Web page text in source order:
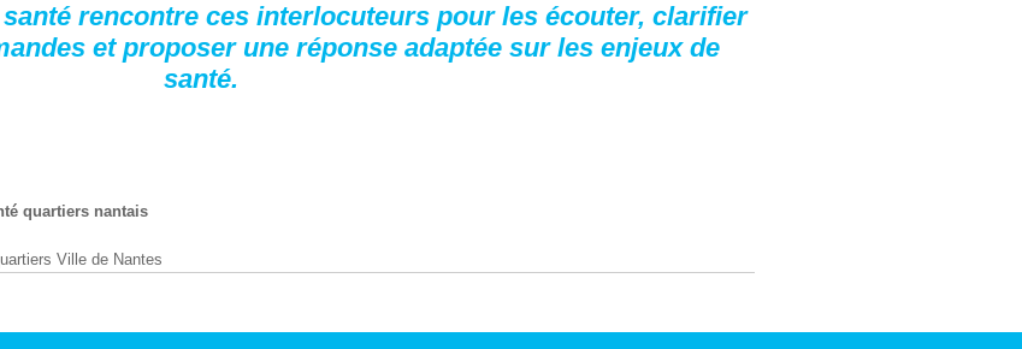
rencontre ces interlocuteurs pour les écouter, clarifier
et proposer une réponse adaptée sur les enjeux de
santé.
quartiers nantais
Ville de Nantes